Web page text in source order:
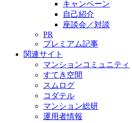
キャンペーン
自己紹介
座談会／対談
PR
プレミアム記事
関連サイト
マンションコミュニティ
すてき空間
スムログ
コダテル
マンション総研
運用者情報